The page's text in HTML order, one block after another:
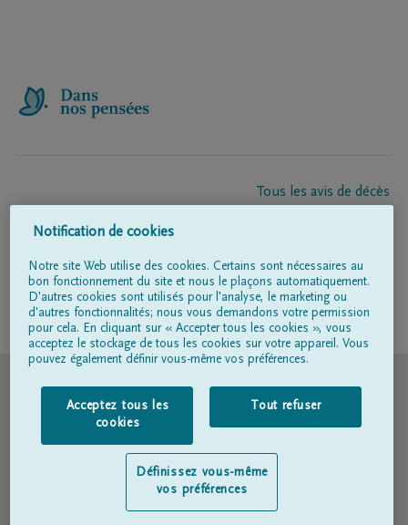
Tous les avis de décès
Entrepreneur de pompes funèbres
Suivez-nous sur
Conditions d'utilisation
Déclaration relative à la vie privée
Déclaration d’accessibilité
Notification de cookies
Notre site Web utilise des cookies. Certains sont nécessaires au
bon fonctionnement du site et nous le plaçons automatiquement.
D'autres cookies sont utilisés pour l'analyse, le marketing ou
d'autres fonctionnalités; nous vous demandons votre permission
pour cela. En cliquant sur « Accepter tous les cookies », vous
acceptez le stockage de tous les cookies sur votre appareil. Vous
pouvez également définir vous-même vos préférences.
Acceptez tous les
cookies
Tout refuser
Définissez vous-même
vos préférences